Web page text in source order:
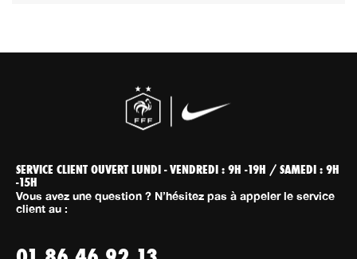
SERVICE CLIENT OUVERT LUNDI - VENDREDI : 9H -19H / SAMEDI : 9H
-15H
Vous avez une question ? N’hésitez pas à appeler le service
client au :
01 86 46 92 13